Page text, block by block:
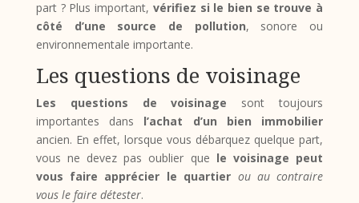
part ? Plus important, vérifiez si le bien se trouve à
côté d’une source de pollution, sonore ou
environnementale importante.
Les questions de voisinage
Les questions de voisinage sont toujours
importantes dans l’achat d’un bien immobilier
ancien. En effet, lorsque vous débarquez quelque part,
vous ne devez pas oublier que le voisinage peut
vous faire apprécier le quartier ou au contraire
vous le faire détester.